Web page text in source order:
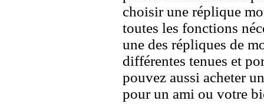
choisir une réplique
toutes les fonctions
une des répliques de
différentes tenues et
pouvez aussi acheter
pour un ami ou votre